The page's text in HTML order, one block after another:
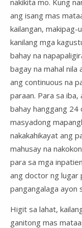
ang isang mas
kailangan,
kanilang mga
bahay na
bagay na mahal nila
ang continuous na
paraan. Para sa
bahay hanggang
masyadong
nakakahikayat ang
mahusay na
para sa mga
ang doctor ng lugar
pangangalaga ayon
Higit sa lahat,
ganitong mas